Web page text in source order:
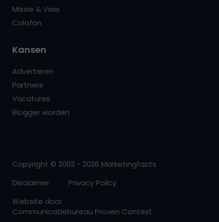
Missie & Visie
Colofon
Kansen
Adverteren
Partners
Vacatures
Blogger worden
Copyright © 2002 - 2026 Marketingfacts
Disclaimer
Privacy Policy
Website door
Communicatiebureau Proven Context